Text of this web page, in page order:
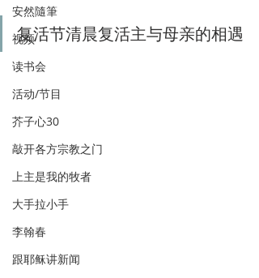
安然隨筆
视频
读书会
活动/节目
芥子心30
敲开各方宗教之门
上主是我的牧者
大手拉小手
李翰春
跟耶稣讲新闻
复活节清晨复活主与母亲的相遇